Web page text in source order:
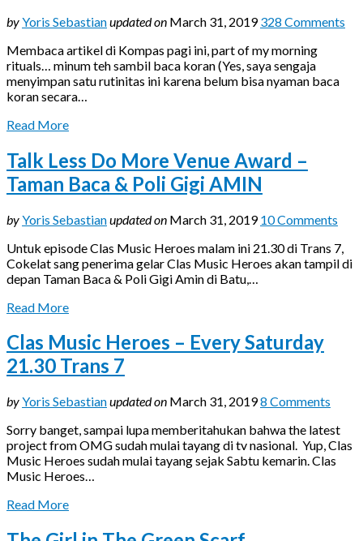
byYoris Sebastianupdated on March 31, 2019 328 Comments
Membaca artikel di Kompas pagi ini, part of my morning
rituals… minum teh sambil baca koran (Yes, saya sengaja
menyimpan satu rutinitas ini karena belum bisa nyaman baca
koran secara…
Read More
Talk Less Do More Venue Award –
Taman Baca & Poli Gigi AMIN
byYoris Sebastianupdated on March 31, 2019 10 Comments
Untuk episode Clas Music Heroes malam ini 21.30 di Trans 7,
Cokelat sang penerima gelar Clas Music Heroes akan tampil di
depan Taman Baca & Poli Gigi Amin di Batu,…
Read More
Clas Music Heroes – Every Saturday
21.30 Trans 7
byYoris Sebastianupdated on March 31, 20198 Comments
Sorry banget, sampai lupa memberitahukan bahwa the latest
project from OMG sudah mulai tayang di tv nasional. Yup, Clas
Music Heroes sudah mulai tayang sejak Sabtu kemarin. Clas
Music Heroes…
Read More